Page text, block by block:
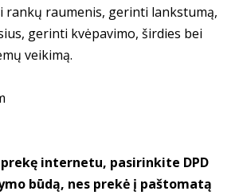
rankų raumenis, gerinti lankstumą,
gerinti kvėpavimo, širdies bei
veikimą.
internetu, pasirinkite DPD
būdą, nes prekė į paštomatą